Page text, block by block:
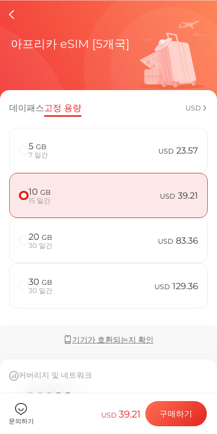
Kenya
현재 목적
eSIM을 즐
Kenya에
Billion
eSIM 설치하
데이터 요금
아프리카 eSIM [5개국]
데이패스고정 용량 USD
5 GB
7 일간
USD 23.57
10 GB
15 일간
USD 39.21
20 GB
30 일간
USD 83.36
30 GB
30 일간
USD 129.36
기기가 호환되는지 확인
커버리지 및 네트워크
문의하기
USD39.21 구매하기